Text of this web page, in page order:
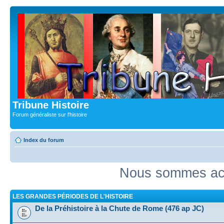
Tribune Histoire
Forum généraliste sur l'histoire
Index du forum
Nous sommes
LES GRANDES PÉRIODES DE L'HISTOIRE
De la Préhistoire à la Chute de Rome (476 ap JC)